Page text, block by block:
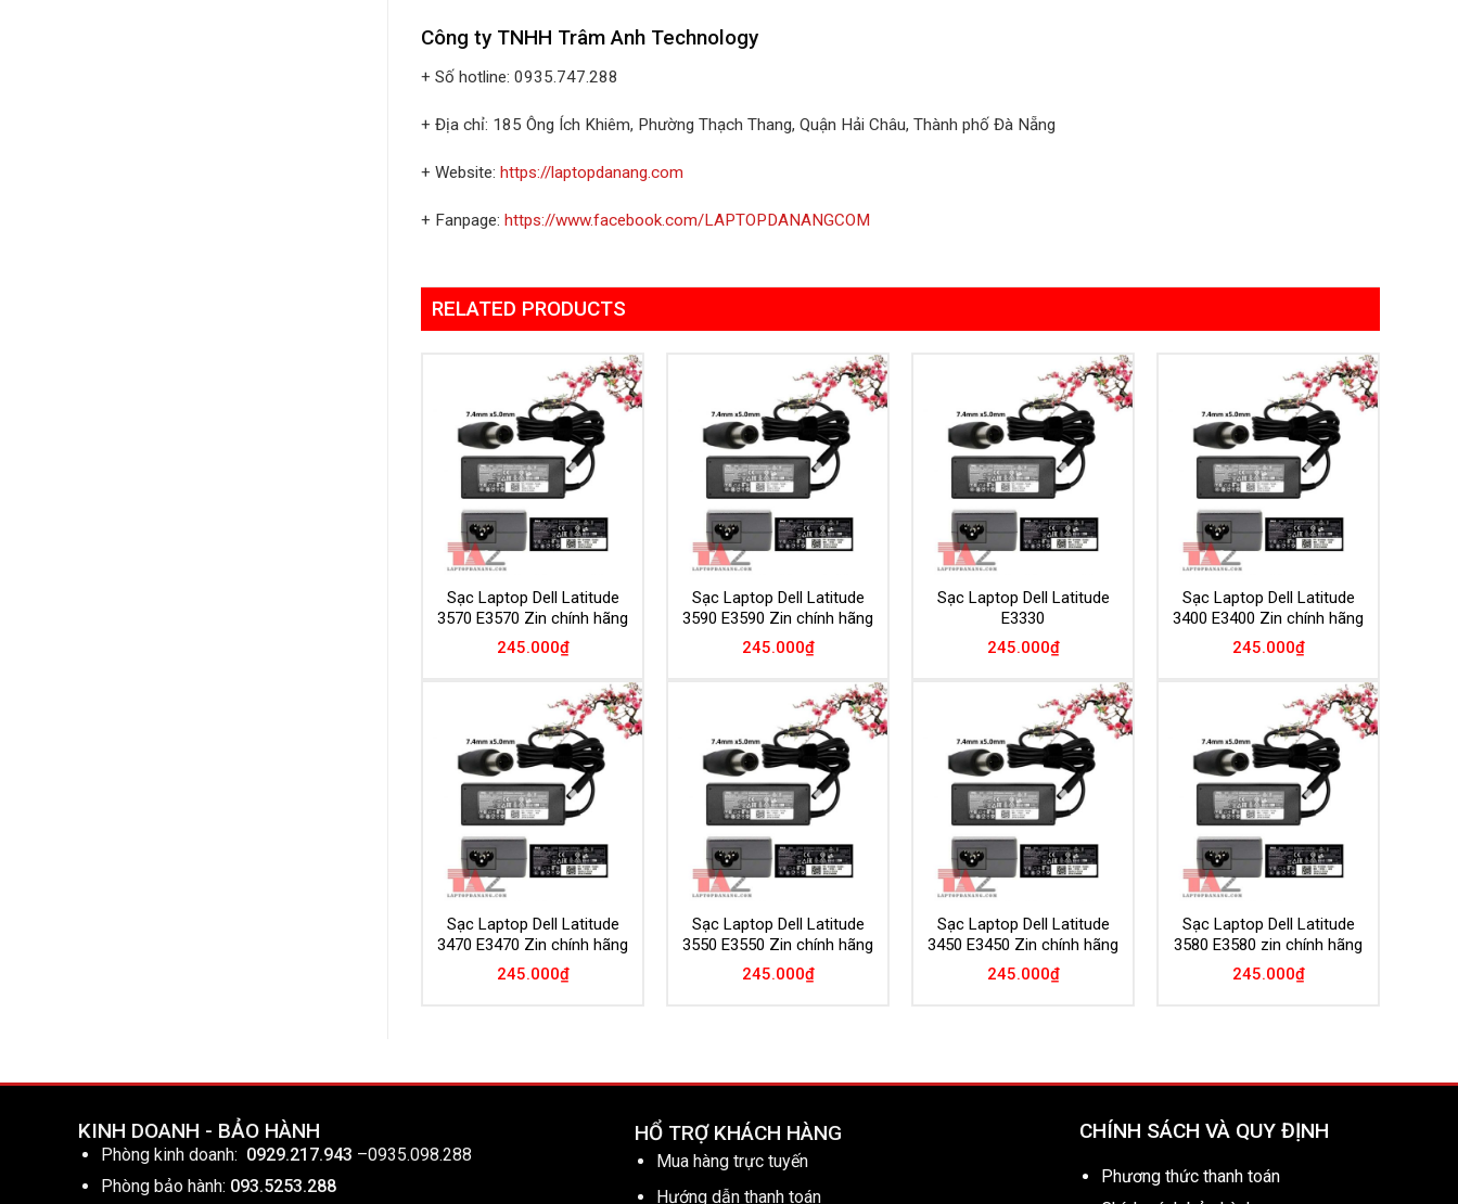
Công ty TNHH Trâm Anh Technology
+ Số hotline: 0935.747.288
+ Địa chỉ: 185 Ông Ích Khiêm, Phường Thạch Thang, Quận Hải Châu, Thành phố Đà Nẵng
+ Website: https://laptopdanang.com
+ Fanpage: https://www.facebook.com/LAPTOPDANANGCOM
RELATED PRODUCTS
Add to
Wishlist
Sạc Laptop Dell Latitude
3570 E3570 Zin chính hãng
245.000₫
Add to
Wishlist
Sạc Laptop Dell Latitude
3590 E3590 Zin chính hãng
245.000₫
Add to
Wishlist
Sạc Laptop Dell Latitude
E3330
245.000₫
Add to
Wishlist
Sạc Laptop Dell Latitude
3400 E3400 Zin chính hãng
245.000₫
Add to
Wishlist
Sạc Laptop Dell Latitude
3470 E3470 Zin chính hãng
245.000₫
Add to
Wishlist
Sạc Laptop Dell Latitude
3550 E3550 Zin chính hãng
245.000₫
Add to
Wishlist
Sạc Laptop Dell Latitude
3450 E3450 Zin chính hãng
245.000₫
Add to
Wishlist
Sạc Laptop Dell Latitude
3580 E3580 zin chính hãng
245.000₫
KINH DOANH - BẢO HÀNH
Phòng kinh doanh: 0929.217.943 –0935.098.288
Phòng bảo hành: 093.5253.288
HỔ TRỢ KHÁCH HÀNG
Mua hàng trực tuyến
Hướng dẫn thanh toán
CHÍNH SÁCH VÀ QUY ĐỊNH
Phương thức thanh toán